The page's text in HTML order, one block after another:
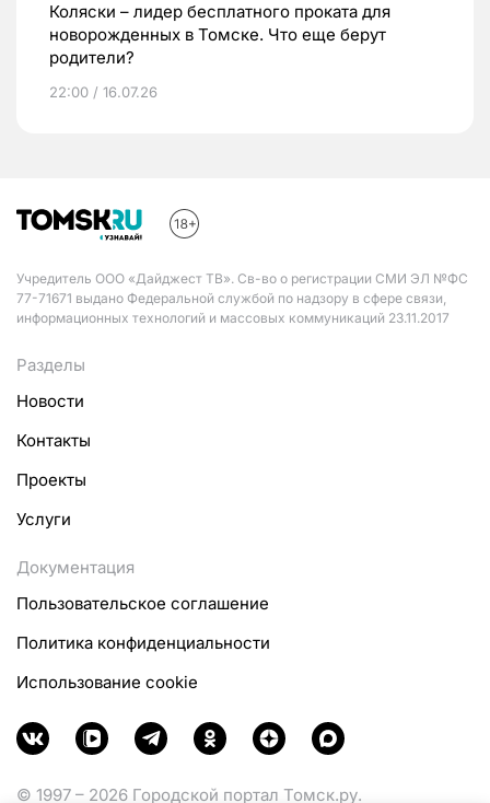
Коляски – лидер бесплатного проката для
новорожденных в Томске. Что еще берут
родители?
22:00 / 16.07.26
Учредитель ООО «Дайджест ТВ». Св-во о регистрации СМИ ЭЛ №ФС
77-71671 выдано Федеральной службой по надзору в сфере связи,
информационных технологий и массовых коммуникаций 23.11.2017
Разделы
Новости
Контакты
Проекты
Услуги
Документация
Пользовательское соглашение
Политика конфиденциальности
Использование cookie
© 1997 – 2026 Городской портал Томск.ру.